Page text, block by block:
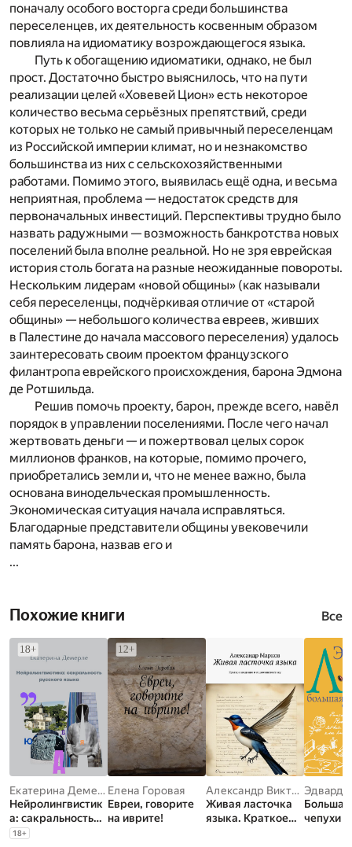
поначалу особого восторга среди большинства
переселенцев, их деятельность косвенным образом
повлияла на идиоматику возрождающегося языка.
Путь к обогащению идиоматики, однако, не был
прост. Достаточно быстро выяснилось, что на пути
реализации целей «Ховевей Цион» есть некоторое
количество весьма серьёзных препятствий, среди
которых не только не самый привычный переселенцам
из Российской империи климат, но и незнакомство
большинства из них с сельскохозяйственными
работами. Помимо этого, выявилась ещё одна, и весьма
неприятная, проблема — недостаток средств для
первоначальных инвестиций. Перспективы трудно было
назвать радужными — возможность банкротства новых
поселений была вполне реальной. Но не зря еврейская
история столь богата на разные неожиданные повороты.
Нескольким лидерам «новой общины» (как называли
себя переселенцы, подчёркивая отличие от «старой
общины» — небольшого количества евреев, живших
в Палестине до начала массового переселения) удалось
заинтересовать своим проектом французского
филантропа еврейского происхождения, барона Эдмона
де Ротшильда.
Решив помочь проекту, барон, прежде всего, навёл
порядок в управлении поселениями. После чего начал
жертвовать деньги — и пожертвовал целых сорок
миллионов франков, на которые, помимо прочего,
приобретались земли и, что не менее важно, была
основана винодельческая промышленность.
Экономическая ситуация начала исправляться.
Благодарные представители общины увековечили
память барона, назвав его и
...
Похожие книги Все
Екатерина Демерле
Нейролингвистик
а: сакральность
русского языка
18+
Елена Горовая
Евреи, говорите
на иврите!
Александр Викторович Марков
Живая ласточка
языка. Краткое
Эдвард
Большая
чепухи